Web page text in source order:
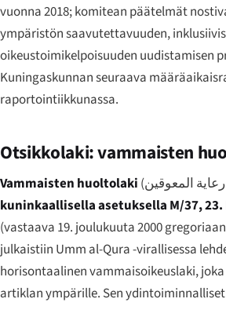
vuonna 2018; komitean päätelmät
ympäristön saavutettavuuden,
oikeustoimikelpoisuuden uudistamisen
Kuningaskunnan seuraava
raportointiikkunassa.
Otsikkolaki: vammaisten
Vammaisten huoltolaki (المعوقين
kuninkaallisella asetuksella M/37, 23.
(vastaava 19. joulukuuta 2000
julkaistiin Umm al-Qura-virallisessa
horisontaalinen vammaisoikeuslaki,
artiklan ympärille. Sen